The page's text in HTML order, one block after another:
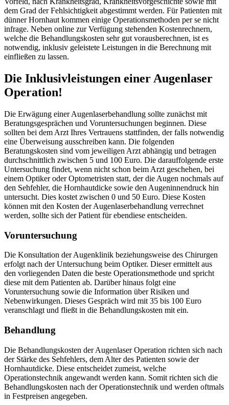
dem Grad der Fehlsichtigkeit abgestimmt werden. Für Patienten mit
dünner Hornhaut kommen einige Operationsmethoden per se nicht
infrage. Neben online zur Verfügung stehenden Kostenrechnern,
welche die Behandlungskosten sehr gut vorausberechnen, ist es
notwendig, inklusiv geleistete Leistungen in die Berechnung mit
einfließen zu lassen.
Die Inklusivleistungen einer Augenlaser
Operation!
Die Erwägung einer Augenlaserbehandlung sollte zunächst mit
Beratungsgesprächen und Voruntersuchungen beginnen. Diese
sollten bei dem Arzt Ihres Vertrauens stattfinden, der falls notwendig
eine Überweisung ausschreiben kann. Die folgenden
Beratungskosten sind vom jeweiligen Arzt abhängig und betragen
durchschnittlich zwischen 5 und 100 Euro. Die darauffolgende erste
Untersuchung findet, wenn nicht schon beim Arzt geschehen, bei
einem Optiker oder Optometristen statt, der die Augen nochmals auf
den Sehfehler, die Hornhautdicke sowie den Augeninnendruck hin
untersucht. Dies kostet zwischen 0 und 50 Euro. Diese Kosten
können mit den Kosten der Augenlaserbehandlung verrechnet
werden, sollte sich der Patient für ebendiese entscheiden.
Voruntersuchung
Die Konsultation der Augenklinik beziehungsweise des Chirurgen
erfolgt nach der Untersuchung beim Optiker. Dieser ermittelt aus
den vorliegenden Daten die beste Operationsmethode und spricht
diese mit dem Patienten ab. Darüber hinaus folgt eine
Voruntersuchung sowie die Information über Risiken und
Nebenwirkungen. Dieses Gespräch wird mit 35 bis 100 Euro
veranschlagt und fließt in die Behandlungskosten mit ein.
Behandlung
Die Behandlungskosten der Augenlaser Operation richten sich nach
der Stärke des Sehfehlers, dem Alter des Patienten sowie der
Hornhautdicke. Diese entscheidet zumeist, welche
Operationstechnik angewandt werden kann. Somit richten sich die
Behandlungskosten nach der Operationstechnik und werden oftmals
in Festpreisen angegeben.